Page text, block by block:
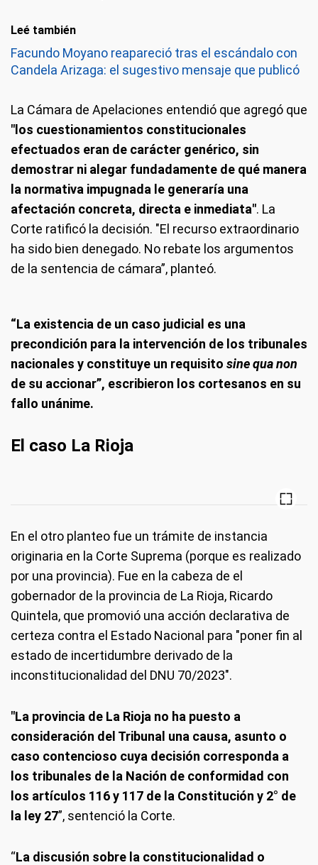
Leé también
Facundo Moyano reapareció tras el escándalo con
Candela Arizaga: el sugestivo mensaje que publicó
La Cámara de Apelaciones entendió que agregó que
"los cuestionamientos constitucionales
efectuados eran de carácter genérico, sin
demostrar ni alegar fundadamente de qué manera
la normativa impugnada le generaría una
afectación concreta, directa e inmediata". La
Corte ratificó la decisión. "El recurso extraordinario
ha sido bien denegado. No rebate los argumentos
de la sentencia de cámara”, planteó.
“La existencia de un caso judicial es una
precondición para la intervención de los tribunales
nacionales y constituye un requisito sine qua non
de su accionar”, escribieron los cortesanos en su
fallo unánime.
El caso La Rioja
En el otro planteo fue un trámite de instancia
originaria en la Corte Suprema (porque es realizado
por una provincia). Fue en la cabeza de el
gobernador de la provincia de La Rioja, Ricardo
Quintela, que promovió una acción declarativa de
certeza contra el Estado Nacional para "poner fin al
estado de incertidumbre derivado de la
inconstitucionalidad del DNU 70/2023".
"La provincia de La Rioja no ha puesto a
consideración del Tribunal una causa, asunto o
caso contencioso cuya decisión corresponda a
los tribunales de la Nación de conformidad con
los artículos 116 y 117 de la Constitución y 2° de
la ley 27”, sentenció la Corte.
“La discusión sobre la constitucionalidad o